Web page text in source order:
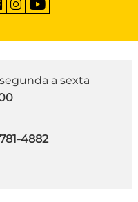
a sexta
4882